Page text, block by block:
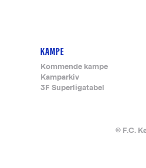
KAMPE
Kommende kampe
Kamparkiv
3F Superligatabel
© F.C.